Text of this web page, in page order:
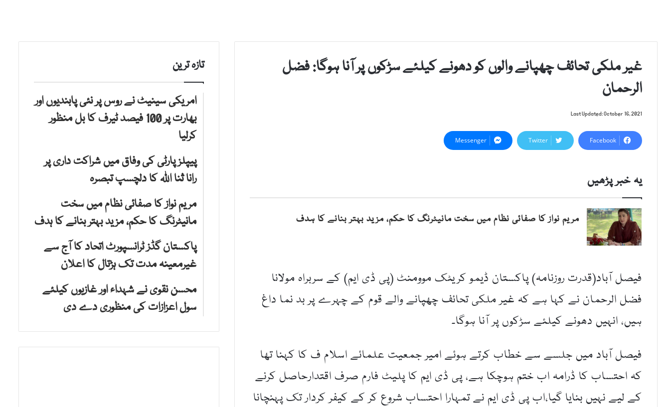
غیر ملکی تحائف چھپانے والوں کو دھونے کیلئے سڑکوں پر آنا ہوگا: فضل
الرحمان
Last Updated: October 16, 2021
Facebook
Twitter
Messenger
یہ خبر پڑھیں
مریم نواز کا صفائی نظام میں سخت مانیٹرنگ کا حکم، مزید بہتر بنانے کا ہدف
فیصل آباد(قدرت روزنامہ) پاکستان ڈیمو کریٹک موومنٹ (پی ڈی ایم) کے سربراہ مولانا
فضل الرحمان نے کہا ہے کہ غیر ملکی تحائف چھپانے والے قوم کے چہرے پر بد نما داغ
ہیں، انہیں دھونے کیلئے سڑکوں پر آنا ہوگا۔
فیصل آباد میں جلسے سے خطاب کرتے ہوئے امیر جمعیت علمائے اسلام ف کا کہنا تھا
کہ احتساب کا ڈرامہ اب ختم ہوچکا ہے، پی ڈی ایم کا پلیٹ فارم صرف اقتدارحاصل کرنے
کے لیے نہیں بنایا گیا،اب پی ڈی ایم نے تمہارا احتساب شروع کر کے کیفر کردار تک پہنچانا
تازہ ترین
امریکی سینیٹ نے روس پر نئی پابندیوں اور
بھارت پر 100 فیصد ٹیرف کا بل منظور
کرلیا
پیپلز پارٹی کی وفاق میں شراکت داری پر
رانا ثنا اللہ کا دلچسپ تبصرہ
مریم نواز کا صفائی نظام میں سخت
مانیٹرنگ کا حکم، مزید بہتر بنانے کا ہدف
پاکستان گڈز ٹرانسپورٹ اتحاد کا آج سے
غیرمعینہ مدت تک ہڑتال کا اعلان
محسن نقوی نے شہداء اور غازیوں کیلئے
سول اعزازات کی منظوری دے دی